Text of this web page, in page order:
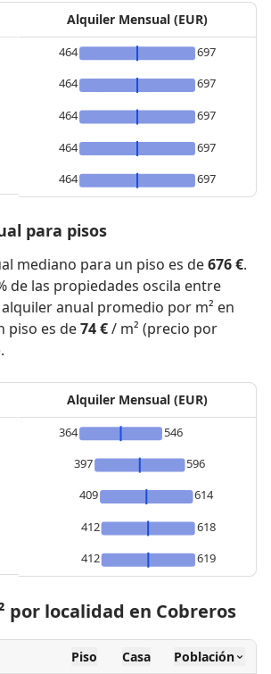
Alquiler Mensual (EUR)
464
697
464
697
464
697
464
697
464
697
para pisos
mediano para un piso es de676 €.
de las propiedades oscila entre
alquiler anual promedio por m² en
piso es de74 €/ m² (precio por
Alquiler Mensual (EUR)
364
546
397
596
409
614
412
618
412
619
por localidad en Cobreros
Piso Casa
Población